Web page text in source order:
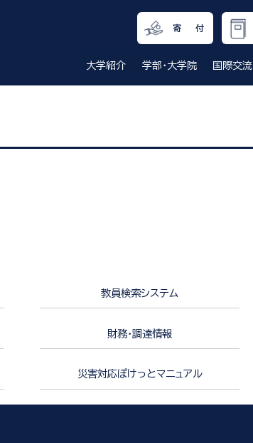
寄 付
大学紹介 学部・大学院 国際交流
教員検索システム
財務・調達情報
災害対応ぽけっとマニュアル